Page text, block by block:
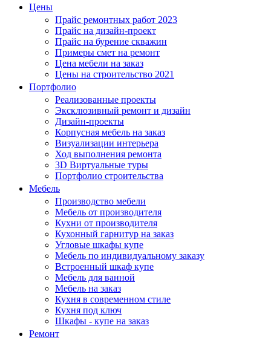
Цены
Прайс ремонтных работ 2023
Прайс на дизайн-проект
Прайс на бурение скважин
Примеры смет на ремонт
Цена мебели на заказ
Цены на строительство 2021
Портфолио
Реализованные проекты
Эксклюзивный ремонт и дизайн
Дизайн-проекты
Корпусная мебель на заказ
Визуализации интерьера
Ход выполнения ремонта
3D Виртуальные туры
Портфолио строительства
Мебель
Производство мебели
Мебель от производителя
Кухни от производителя
Кухонный гарнитур на заказ
Угловые шкафы купе
Мебель по индивидуальному заказу
Встроенный шкаф купе
Мебель для ванной
Мебель на заказ
Кухня в современном стиле
Кухня под ключ
Шкафы - купе на заказ
Ремонт